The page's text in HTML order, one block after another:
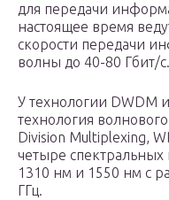
для передачи
настоящее время
скорости передачи
волны до 40-80 Гбит/с.
У технологии DWDM
технология
Division Multiplexing,
четыре спектральных
1310 нм и 1550 нм с
ГГц.